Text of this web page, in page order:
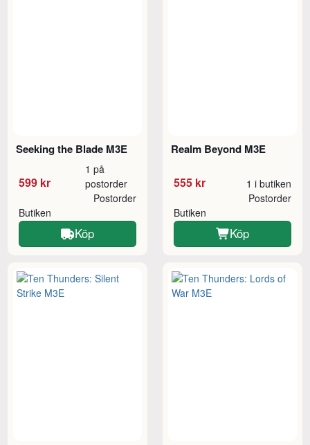
Seeking the Blade M3E
599 kr
1 på
postorder
Butiken
Postorder
Köp
Realm Beyond M3E
555 kr 1 i butiken
Butiken
Postorder
Köp